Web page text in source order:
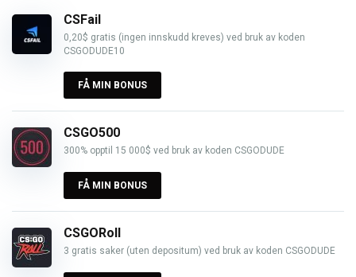
CSFail
0,20$ gratis (ingen innskudd kreves) ved bruk av koden
CSGODUDE10
FÅ MIN BONUS
CSGO500
300% opptil 15 000$ ved bruk av koden CSGODUDE
FÅ MIN BONUS
CSGORoll
3 gratis saker (uten depositum) ved bruk av koden CSGODUDE